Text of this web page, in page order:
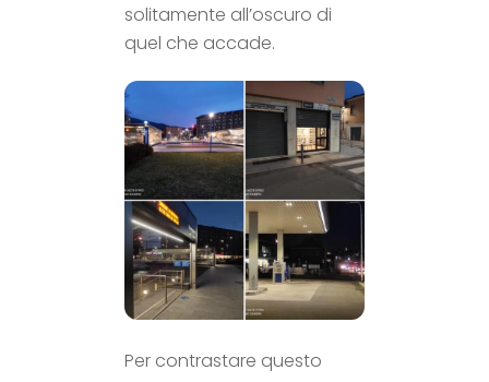
solitamente all’oscuro di
quel che accade.
Per contrastare questo